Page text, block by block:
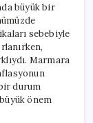
Bir
Durum
için
büyük bir
sebebiyle
Marmara
durum
önem